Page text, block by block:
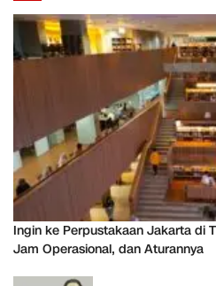
Ingin ke Perpustakaan Jakarta di
Jam Operasional, dan Aturannya